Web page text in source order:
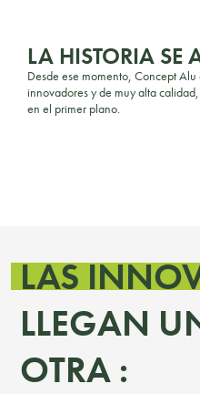
LA HISTORIA SE
Desde ese momento, Concept
innovadores y de muy alta
en el primer plano.
LAS
LLEGAN
OTRA :